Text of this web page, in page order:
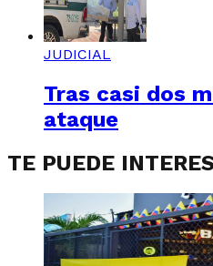
JUDICIAL
Tras casi dos
ataque
TE PUEDE